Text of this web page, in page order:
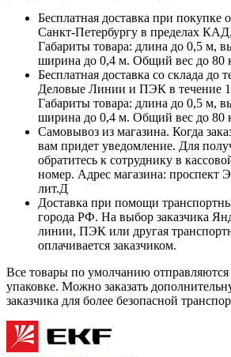
Бесплатная доставка при покупке
Санкт-Петербургу в пределах
Габариты товара: длина до 0,5 м,
ширина до 0,4 м. Общий вес до 80
Бесплатная доставка со склада до
Деловые Линии и ПЭК в течение
Габариты товара: длина до 0,5 м,
ширина до 0,4 м. Общий вес до 80
Самовывоз из магазина. Когда
вам придет уведомление. Для
обратитесь к сотруднику в
номер. Адрес магазина: проспект
лит.Д
Доставка при помощи
города РФ. На выбор заказчика
линии, ПЭК или другая
оплачивается заказчиком.
Все товары по умолчанию отправляются
упаковке. Можно заказать
заказчика для более безопасной